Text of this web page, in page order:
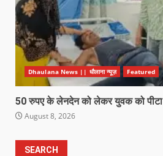
Dhaulana News || धौलाना न्यूज़ Featured
50 रुपए के लेनदेन को लेकर युवक को पीटा
August 8, 2026
SEARCH